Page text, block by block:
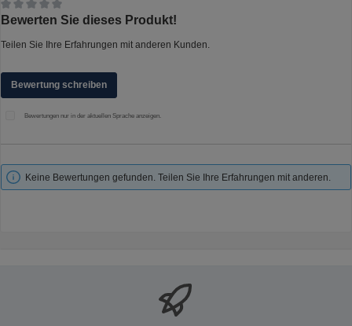
Durchschnittliche Bewertung von 0 von 5 Sternen
Bewerten Sie dieses Produkt!
Teilen Sie Ihre Erfahrungen mit anderen Kunden.
Bewertung schreiben
Bewertungen nur in der aktuellen Sprache anzeigen.
Keine Bewertungen gefunden. Teilen Sie Ihre Erfahrungen mit anderen.